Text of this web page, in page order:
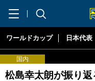
ワールドカップ 日本代表
国内
松島幸太朗が振り